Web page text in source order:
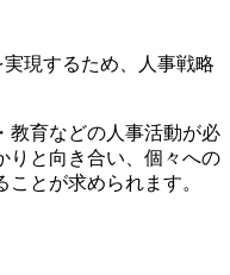
現するため、人事戦略
教育などの人事活動が必
りと向き合い、個々への
とが求められます。